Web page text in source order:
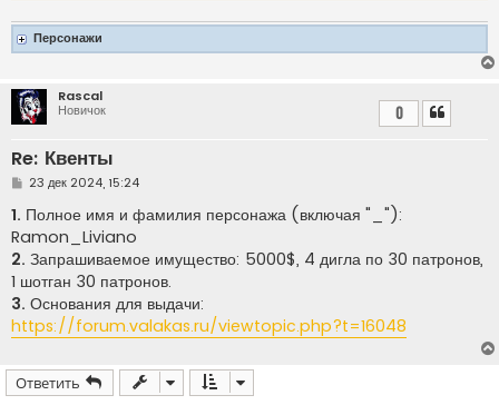
Персонажи
Rascal
Новичок
Re: Квенты
0
С
о
б
щ
н
и
23 дек 2024, 15:24
1. Полное имя и фамилия персонажа (включая "_"):
Ramon_Liviano
2. Запрашиваемое имущество: 5000$, 4 дигла по 30 патронов,
1 шотган 30 патронов.
3. Основания для выдачи:
https://forum.valakas.ru/viewtopic.php?t=16048
Ответить